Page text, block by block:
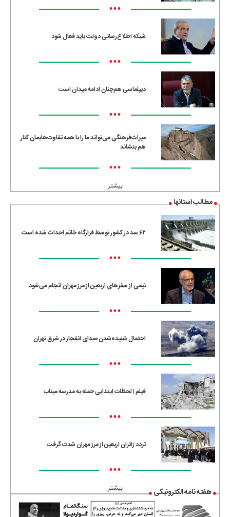
•••
شبکه اطلاع‌رسانی دولت باید فعال شود
•••
دیپلماسی هم‌چنان ادامه میدان است
•••
میراث‌فرهنگی می‌تواند ما را با همه تفاوت‌هایمان کنار
هم بنشاند
•••
بیشتر
مطالب استانها
۶۲ سد در کشور توسط قرارگاه خاتم احداث شده است
•••
نیمی از سفرهای اربعین از مرز مهران انجام می‌شود
•••
احتمال شنیده‌شدن صدای انفجار در شرق تهران
•••
فیلم | لحظات ابتدایی حمله به مدرسه میناب
•••
تردد زائران اربعین از مرز مهران شدت گرفت
•••
بیشتر هفته نامه الکترونیکی